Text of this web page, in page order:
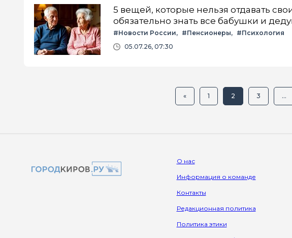
5 вещей, которые нельзя отдавать
обязательно знать все бабушки и
#Новости России #Пенсионеры
#Психология
05.07.26, 07:30
« 1 2 3 ...
О нас
Информация о команде
Контакты
Редакционная политика
Политика этики